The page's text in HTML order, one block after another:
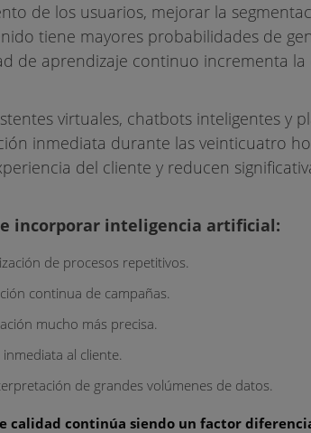
de los usuarios, mejorar la
tiene mayores probabilidades de
de aprendizaje continuo incrementa la
virtuales, chatbots inteligentes y
inmediata durante las veinticuatro
del cliente y reducen
incorporar inteligencia artificial:
de procesos repetitivos.
continua de campañas.
mucho más precisa.
al cliente.
de grandes volúmenes de datos.
calidad continúa siendo un factor